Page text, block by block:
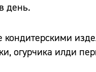
день.
кондитерскими
огурчика илди